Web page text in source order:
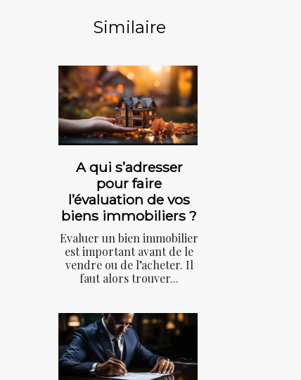
Similaire
A qui s’adresser
pour faire
l’évaluation de vos
biens immobiliers ?
Evaluer un bien immobilier
est important avant de le
vendre ou de l’acheter. Il
faut alors trouver...